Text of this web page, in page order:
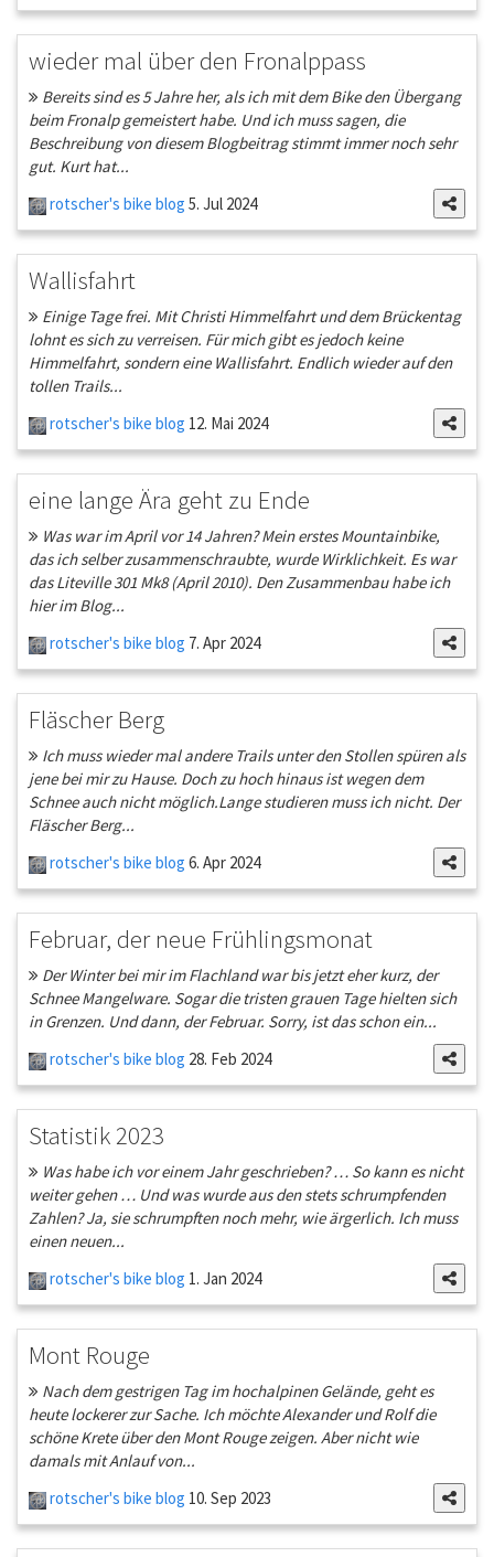
wieder mal über den Fronalppass
Bereits sind es 5 Jahre her, als ich mit dem Bike den Übergang
beim Fronalp gemeistert habe. Und ich muss sagen, die
Beschreibung von diesem Blogbeitrag stimmt immer noch sehr
gut. Kurt hat...
rotscher's bike blog 5. Jul 2024
Wallisfahrt
Einige Tage frei. Mit Christi Himmelfahrt und dem Brückentag
lohnt es sich zu verreisen. Für mich gibt es jedoch keine
Himmelfahrt, sondern eine Wallisfahrt. Endlich wieder auf den
tollen Trails...
rotscher's bike blog 12. Mai 2024
eine lange Ära geht zu Ende
Was war im April vor 14 Jahren? Mein erstes Mountainbike,
das ich selber zusammenschraubte, wurde Wirklichkeit. Es war
das Liteville 301 Mk8 (April 2010). Den Zusammenbau habe ich
hier im Blog...
rotscher's bike blog 7. Apr 2024
Fläscher Berg
Ich muss wieder mal andere Trails unter den Stollen spüren als
jene bei mir zu Hause. Doch zu hoch hinaus ist wegen dem
Schnee auch nicht möglich.Lange studieren muss ich nicht. Der
Fläscher Berg...
rotscher's bike blog 6. Apr 2024
Februar, der neue Frühlingsmonat
Der Winter bei mir im Flachland war bis jetzt eher kurz, der
Schnee Mangelware. Sogar die tristen grauen Tage hielten sich
in Grenzen. Und dann, der Februar. Sorry, ist das schon ein...
rotscher's bike blog 28. Feb 2024
Statistik 2023
Was habe ich vor einem Jahr geschrieben? … So kann es nicht
weiter gehen … Und was wurde aus den stets schrumpfenden
Zahlen? Ja, sie schrumpften noch mehr, wie ärgerlich. Ich muss
einen neuen...
rotscher's bike blog 1. Jan 2024
Mont Rouge
Nach dem gestrigen Tag im hochalpinen Gelände, geht es
heute lockerer zur Sache. Ich möchte Alexander und Rolf die
schöne Krete über den Mont Rouge zeigen. Aber nicht wie
damals mit Anlauf von...
rotscher's bike blog 10. Sep 2023